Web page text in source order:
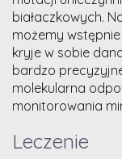
białaczkowych.
możemy
kryje w sobie
bardzo
molekularna
monitorowania
Leczenie